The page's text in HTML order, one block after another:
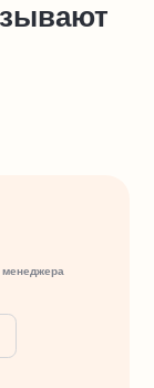
менеджера